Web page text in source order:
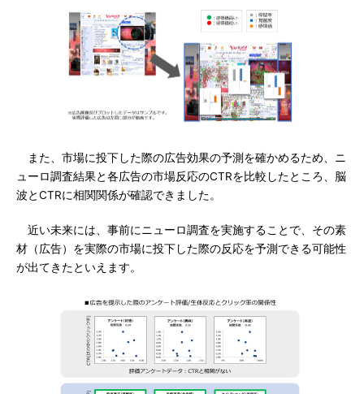
また、市場に投下した際の広告効果の予測を確かめるため、ニ
ューロ調査結果と各広告の市場反応のCTRを比較したところ、脳
波とCTRに相関関係が確認できました。
近い未来には、事前にニューロ調査を実施することで、その素
材（広告）を実際の市場に投下した際の反応を予測できる可能性
が出てきたといえます。